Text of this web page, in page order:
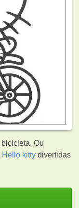
Ou
Hello kitty divertidas